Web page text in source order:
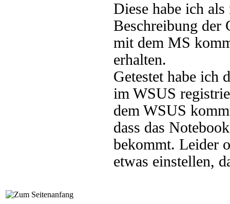
Diese habe ich
Beschreibung der
mit dem MS
erhalten.
Getestet habe ich
im WSUS
dem WSUS
dass das
bekommt. Leider
etwas einstellen,